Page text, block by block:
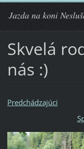
Jazda na koni
Skvelá
nás :)
Predchádzajúci